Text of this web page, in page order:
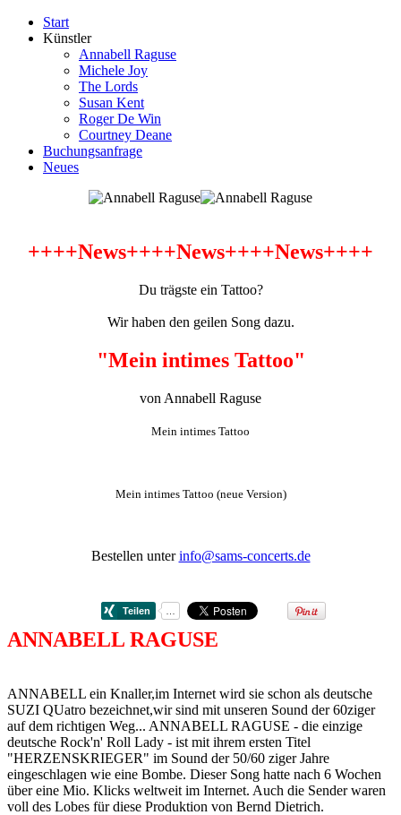
Start
Künstler
Annabell Raguse
Michele Joy
The Lords
Susan Kent
Roger De Win
Courtney Deane
Buchungsanfrage
Neues
++++News++++News++++News++++
Du trägste ein Tattoo?
Wir haben den geilen Song dazu.
"Mein intimes Tattoo"
von Annabell Raguse
Mein intimes Tattoo
Mein intimes Tattoo (neue Version)
Bestellen unterinfo@sams-concerts.de
ANNABELL RAGUSE
ANNABELL ein Knaller,im Internet wird sie schon als deutsche
SUZI QUatro bezeichnet,wir sind mit unseren Sound der 60ziger
auf dem richtigen Weg... ANNABELL RAGUSE - die einzige
deutsche Rock'n' Roll Lady - ist mit ihrem ersten Titel
"HERZENSKRIEGER" im Sound der 50/60 ziger Jahre
eingeschlagen wie eine Bombe. Dieser Song hatte nach 6 Wochen
über eine Mio. Klicks weltweit im Internet. Auch die Sender waren
voll des Lobes für diese Produktion von Bernd Dietrich.